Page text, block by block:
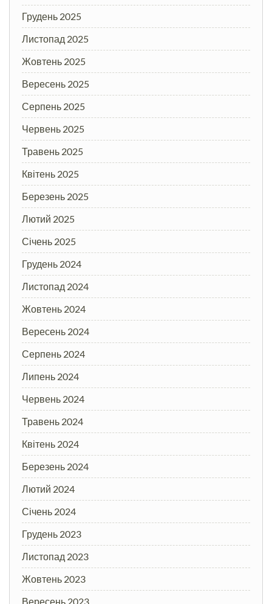
Грудень 2025
Листопад 2025
Жовтень 2025
Вересень 2025
Серпень 2025
Червень 2025
Травень 2025
Квітень 2025
Березень 2025
Лютий 2025
Січень 2025
Грудень 2024
Листопад 2024
Жовтень 2024
Вересень 2024
Серпень 2024
Липень 2024
Червень 2024
Травень 2024
Квітень 2024
Березень 2024
Лютий 2024
Січень 2024
Грудень 2023
Листопад 2023
Жовтень 2023
Вересень 2023